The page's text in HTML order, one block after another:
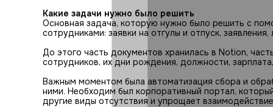
Какие задачи нужно было решить
Основная задача, которую нужно было решить с
сотрудниками: заявки на отгулы и отпуск,
До этого часть документов хранилась в Notion,
сотрудников, их дни рождения, должности,
Важным моментом была автоматизация сбора и
ними. Необходим был корпоративный портал,
другие виды отсутствия и упрощает